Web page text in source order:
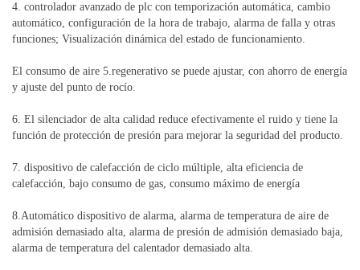
4. controlador avanzado de plc con temporización automática, cambio
automático, configuración de la hora de trabajo, alarma de falla y otras
funciones; Visualización dinámica del estado de funcionamiento.
El consumo de aire 5.regenerativo se puede ajustar, con ahorro de energía
y ajuste del punto de rocío.
6. El silenciador de alta calidad reduce efectivamente el ruido y tiene la
función de protección de presión para mejorar la seguridad del producto.
7. dispositivo de calefacción de ciclo múltiple, alta eficiencia de
calefacción, bajo consumo de gas, consumo máximo de energía
8.Automático dispositivo de alarma, alarma de temperatura de aire de
admisión demasiado alta, alarma de presión de admisión demasiado baja,
alarma de temperatura del calentador demasiado alta.